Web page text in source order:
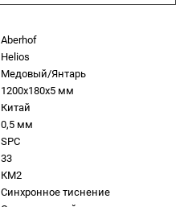
Aberhof
Helios
Медовый/Янтарь
1200x180х5 мм
Китай
0,5 мм
SPC
33
КМ2
Синхронное тиснение